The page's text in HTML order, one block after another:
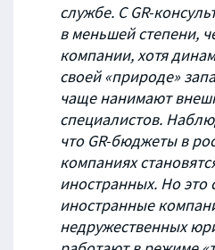
службе. С GR-
в меньшей степени,
компании, хотя
своей «природе»
чаще нанимают
специалистов.
что GR-бюджеты в
компаниях
иностранных. Но это
иностранные
недружественных